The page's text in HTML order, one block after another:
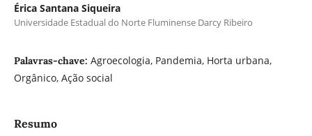
Érica Santana Siqueira
Universidade Estadual do Norte Fluminense Darcy Ribeiro
Palavras-chave: Agroecologia, Pandemia, Horta urbana,
Orgânico, Ação social
Resumo